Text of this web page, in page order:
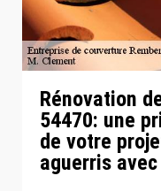
Rénovation
54470: une
de votre
aguerris